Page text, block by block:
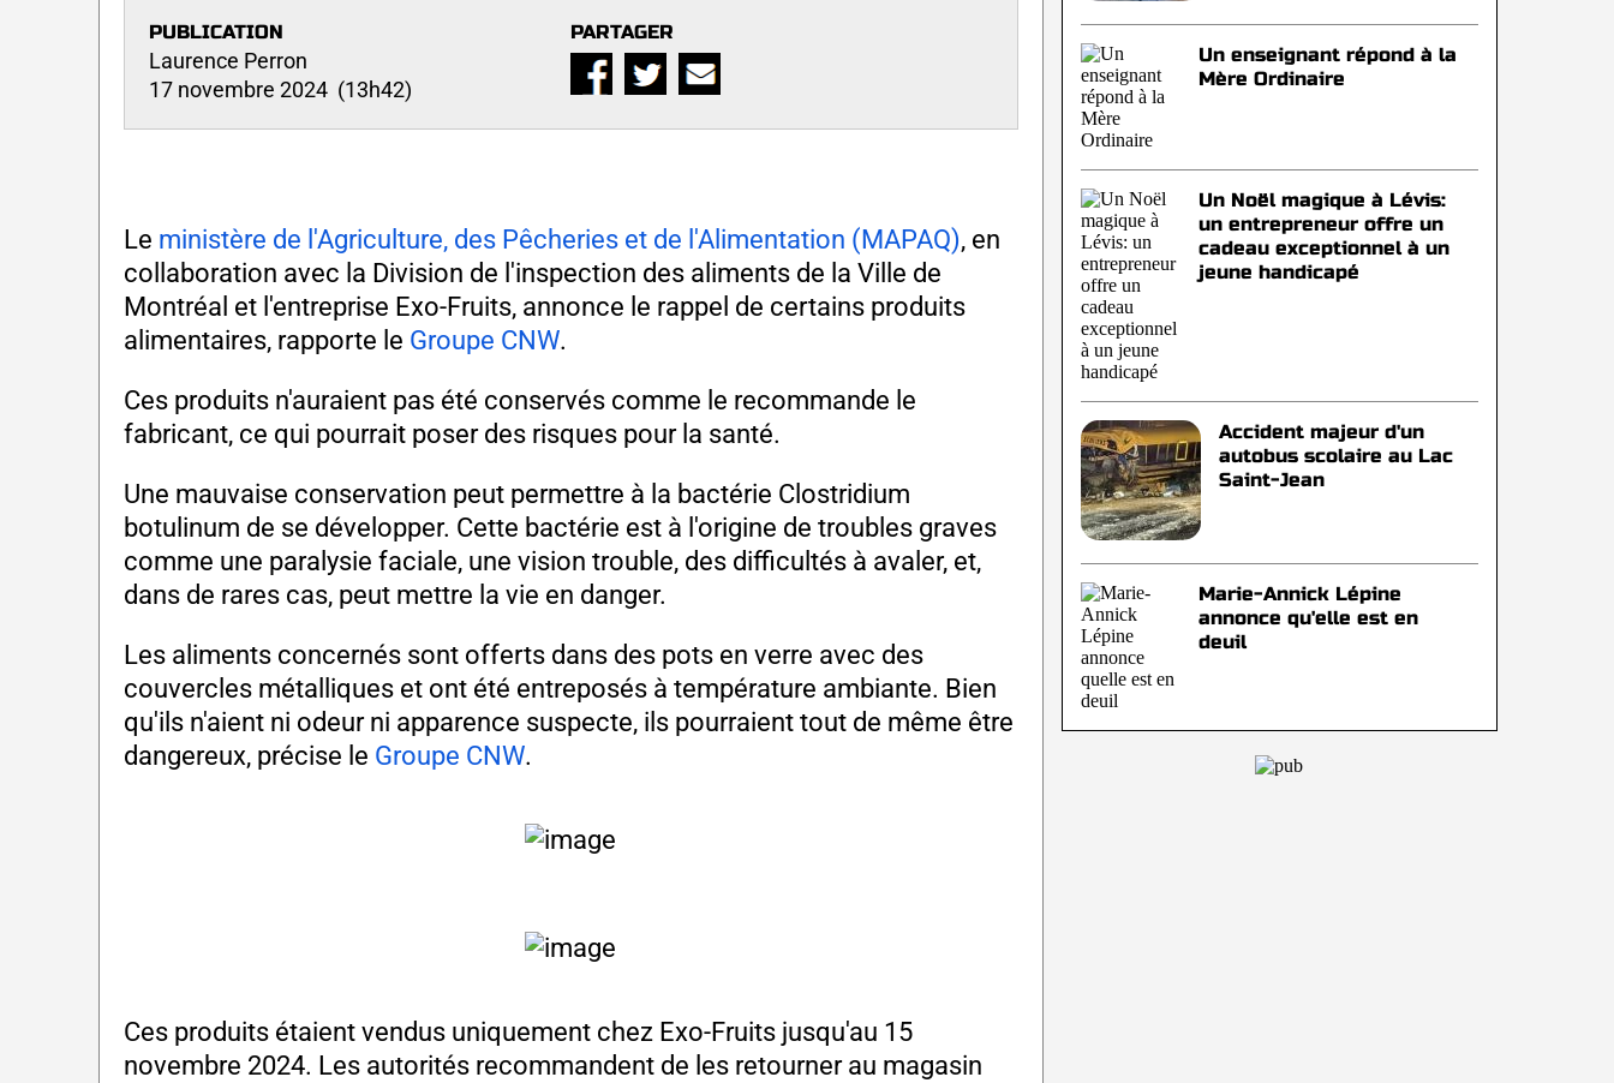
PUBLICATION
Laurence Perron
17 novembre 2024 (13h42)
PARTAGER
Le ministère de l'Agriculture, des Pêcheries et de l'Alimentation (MAPAQ), en
collaboration avec la Division de l'inspection des aliments de la Ville de
Montréal et l'entreprise Exo-Fruits, annonce le rappel de certains produits
alimentaires, rapporte le Groupe CNW.
Ces produits n'auraient pas été conservés comme le recommande le
fabricant, ce qui pourrait poser des risques pour la santé.
Une mauvaise conservation peut permettre à la bactérie Clostridium
botulinum de se développer. Cette bactérie est à l'origine de troubles graves
comme une paralysie faciale, une vision trouble, des difficultés à avaler, et,
dans de rares cas, peut mettre la vie en danger.
Les aliments concernés sont offerts dans des pots en verre avec des
couvercles métalliques et ont été entreposés à température ambiante. Bien
qu'ils n'aient ni odeur ni apparence suspecte, ils pourraient tout de même être
dangereux, précise le Groupe CNW.
Ces produits étaient vendus uniquement chez Exo-Fruits jusqu'au 15
novembre 2024. Les autorités recommandent de les retourner au magasin
Un enseignant répond à la
Mère Ordinaire
Un Noël magique à Lévis:
un entrepreneur offre un
cadeau exceptionnel à un
jeune handicapé
Accident majeur d'un
autobus scolaire au Lac
Saint-Jean
Marie-Annick Lépine
annonce qu'elle est en
deuil